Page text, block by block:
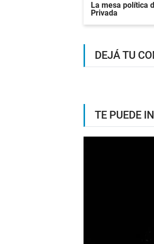
La mesa política
Privada
DEJÁ TU
TE PUEDE